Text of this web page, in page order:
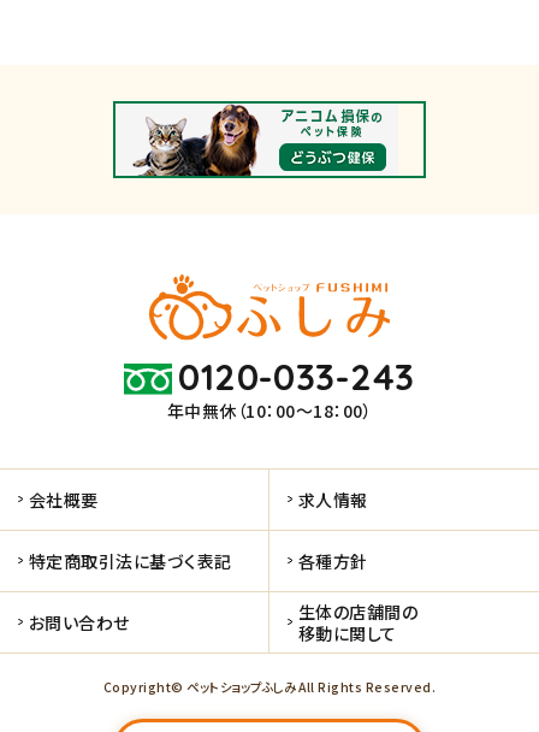
0120-033-243
年中無休（10：00～18：00）
会社概要 求人情報
特定商取引法に基づく表記 各種方針
お問い合わせ
生体の店舗間の
移動に関して
Copyright© ペットショップふしみ All Rights Reserved.